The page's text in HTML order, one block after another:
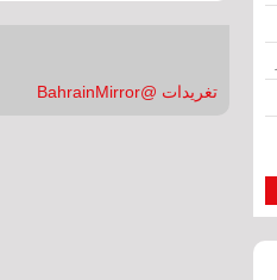
تغريدات @BahrainMirror